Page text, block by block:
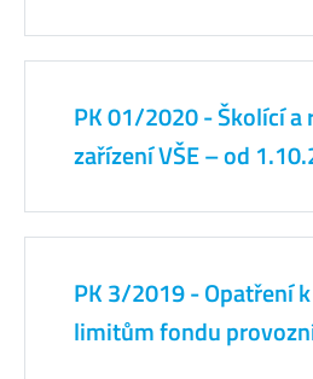
PK 01/2020 - Školící a
zařízení VŠE – od
PK 3/2019 - Opatření
limitům fondu